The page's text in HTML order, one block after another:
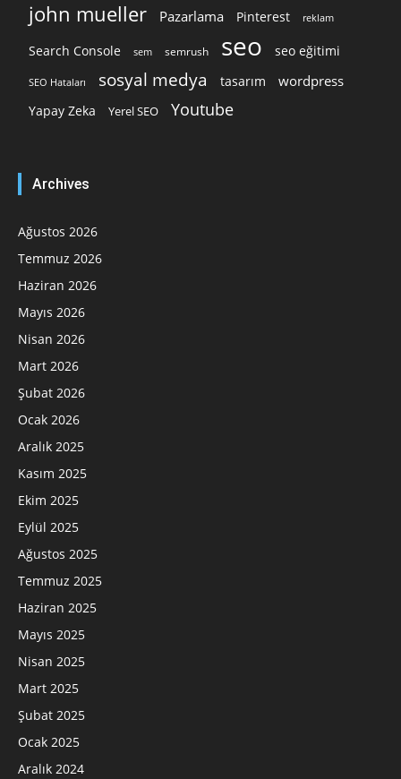
john mueller Pazarlama Pinterest reklam
Search Console sem semrush seo seo eğitimi
SEO Hataları sosyal medya tasarım wordpress
Yapay Zeka Yerel SEO Youtube
Archives
Ağustos 2026
Temmuz 2026
Haziran 2026
Mayıs 2026
Nisan 2026
Mart 2026
Şubat 2026
Ocak 2026
Aralık 2025
Kasım 2025
Ekim 2025
Eylül 2025
Ağustos 2025
Temmuz 2025
Haziran 2025
Mayıs 2025
Nisan 2025
Mart 2025
Şubat 2025
Ocak 2025
Aralık 2024